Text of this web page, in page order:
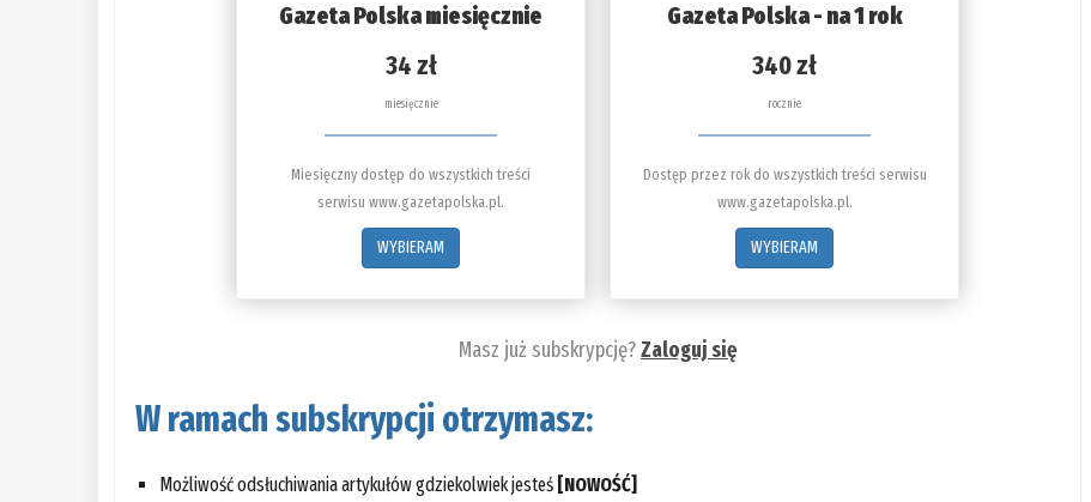
Gazeta Polska miesięcznie
34 zł
miesięcznie
Miesięczny dostęp do wszystkich treści
serwisu www.gazetapolska.pl.
WYBIERAM
Gazeta Polska - na 1 rok
340 zł
rocznie
Dostęp przez rok do wszystkich treści serwisu
www.gazetapolska.pl.
WYBIERAM
Masz już subskrypcję?Zaloguj się
W ramach subskrypcji otrzymasz:
Możliwość odsłuchiwania artykułów gdziekolwiek jesteś [NOWOŚĆ]